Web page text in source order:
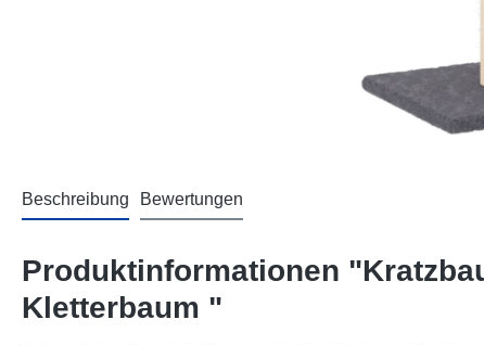
Beschreibung Bewertungen
Produktinformationen
Kletterbaum "